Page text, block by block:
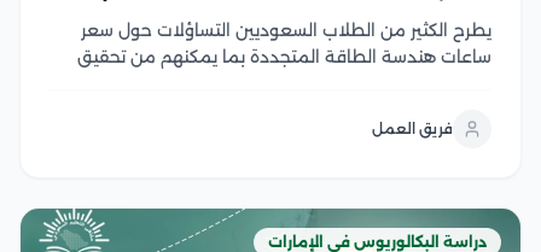
يطرح الكثير من الطلاب السعوديين التساؤلات حول سعر
ساعات هندسة الطاقة المتجددة بما يمكنهم من تحقيق
بما يتفق مع قدراتهم وميزانيتهم المالية تعتبر رسوم...
فريق العمل
دراسة البكالوريوس في الإمارات